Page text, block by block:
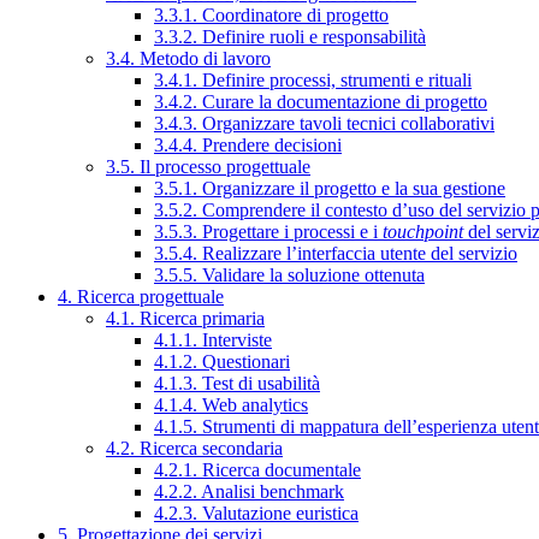
3.3.1. Coordinatore di progetto
3.3.2. Definire ruoli e responsabilità
3.4. Metodo di lavoro
3.4.1. Definire processi, strumenti e rituali
3.4.2. Curare la documentazione di progetto
3.4.3. Organizzare tavoli tecnici collaborativi
3.4.4. Prendere decisioni
3.5. Il processo progettuale
3.5.1. Organizzare il progetto e la sua gestione
3.5.2. Comprendere il contesto d’uso del servizio
3.5.3. Progettare i processi e i touchpointdel
3.5.4. Realizzare l’interfaccia utente del servizio
3.5.5. Validare la soluzione ottenuta
4. Ricerca progettuale
4.1. Ricerca primaria
4.1.1. Interviste
4.1.2. Questionari
4.1.3. Test di usabilità
4.1.4. Web analytics
4.1.5. Strumenti di mappatura dell’esperienza
4.2. Ricerca secondaria
4.2.1. Ricerca documentale
4.2.2. Analisi benchmark
4.2.3. Valutazione euristica
5. Progettazione dei servizi